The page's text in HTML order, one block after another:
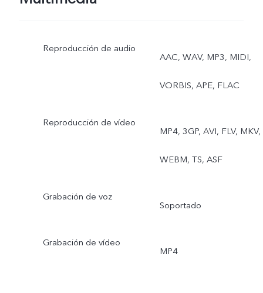
Reproducción de audio
AAC, WAV, MP3, MIDI,
VORBIS, APE, FLAC
Reproducción de vídeo
MP4, 3GP, AVI, FLV, MKV,
WEBM, TS, ASF
Grabación de voz
Soportado
Grabación de vídeo
MP4